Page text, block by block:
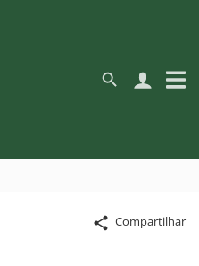
Compartilhar